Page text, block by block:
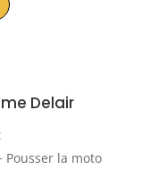
Delair
Pousser la moto